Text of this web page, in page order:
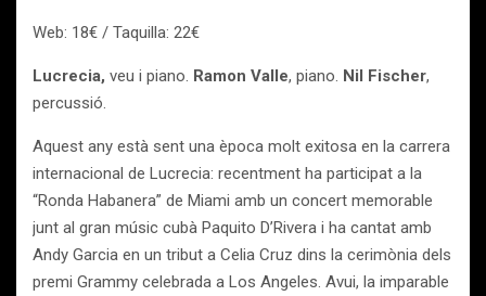
Web: 18€ / Taquilla: 22€
Lucrecia, veu i piano. Ramon Valle, piano. Nil Fischer,
percussió.
Aquest any està sent una època molt exitosa en la carrera
internacional de Lucrecia: recentment ha participat a la
“Ronda Habanera” de Miami amb un concert memorable
junt al gran músic cubà Paquito D’Rivera i ha cantat amb
Andy Garcia en un tribut a Celia Cruz dins la cerimònia dels
premi Grammy celebrada a Los Angeles. Avui, la imparable